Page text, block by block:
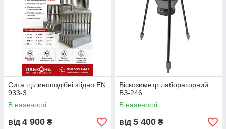
Сита щілиноподібні згідно EN
933-3
В наявності
від 4 900 ₴
Віскозиметр лабораторний
ВЗ-246
В наявності
від 5 400 ₴